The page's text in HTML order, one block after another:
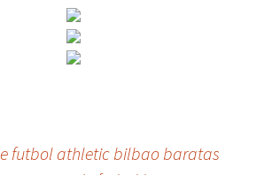
futbol athletic bilbao baratas